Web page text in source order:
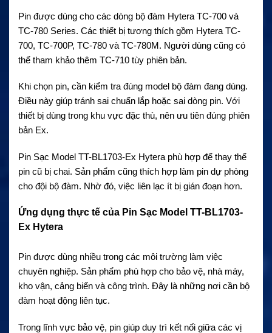
Pin được dùng cho các dòng bộ đàm Hytera TC-700 và
TC-780 Series. Các thiết bị tương thích gồm Hytera TC-
700, TC-700P, TC-780 và TC-780M. Người dùng cũng có
thể tham khảo thêm TC-710 tùy phiên bản.
Khi chọn pin, cần kiểm tra đúng model bộ đàm đang dùng.
Điều này giúp tránh sai chuẩn lắp hoặc sai dòng pin. Với
thiết bị dùng trong khu vực đặc thù, nên ưu tiên đúng phiên
bản Ex.
Pin Sạc Model TT-BL1703-Ex Hytera phù hợp để thay thế
pin cũ bị chai. Sản phẩm cũng thích hợp làm pin dự phòng
cho đội bộ đàm. Nhờ đó, việc liên lạc ít bị gián đoạn hơn.
Ứng dụng thực tế của Pin Sạc Model TT-BL1703-
Ex Hytera
Pin được dùng nhiều trong các môi trường làm việc
chuyên nghiệp. Sản phẩm phù hợp cho bảo vệ, nhà máy,
kho vận, cảng biển và công trình. Đây là những nơi cần bộ
đàm hoạt động liên tục.
Trong lĩnh vực bảo vệ, pin giúp duy trì kết nối giữa các vị